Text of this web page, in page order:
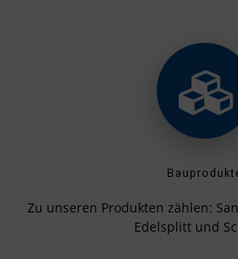
Zu unseren Produkten zählen:
Edelsplitt und